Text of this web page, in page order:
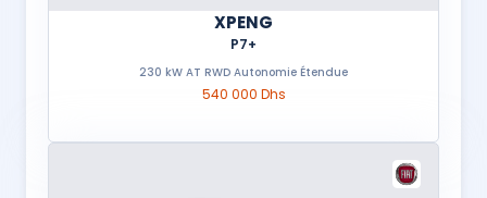
XPENG
P7+
230 kW AT RWD Autonomie Étendue
540 000 Dhs